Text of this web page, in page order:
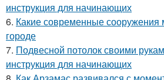
инструкция для начинающих
6. Какие современные сооружения
городе
7. Подвесной потолок своими
инструкция для начинающих